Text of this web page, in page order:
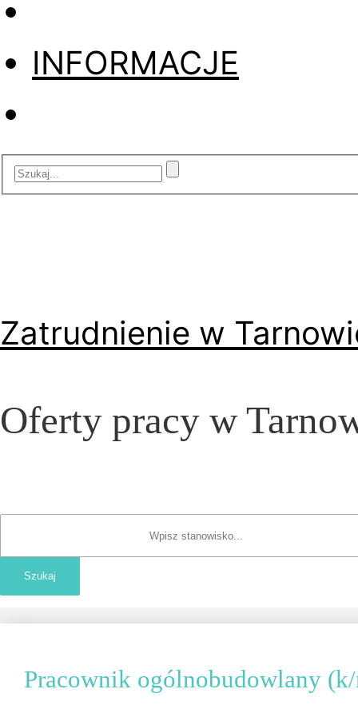
INFORMACJE
Zatrudnienie w
Oferty pracy w
Pracownik ogólnobudowlany